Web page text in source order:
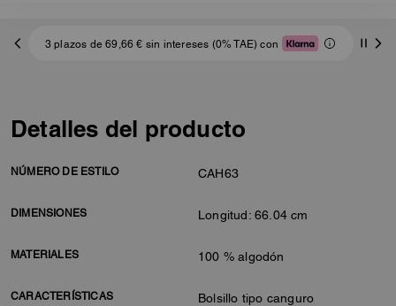
3 plazos de 69,66 € sin intereses (0% TAE) con
Detalles del producto
NÚMERO DE ESTILO CAH63
DIMENSIONES Longitud: 66.04 cm
MATERIALES 100 % algodón
CARACTERÍSTICAS Bolsillo tipo canguro